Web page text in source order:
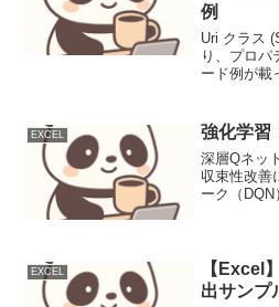
例
Uri クラス
り、プロパ
ード例が載
EXCEL 強化学習
深層Qネッ
収束性改善
ーク（
ルコフ決
EXCEL
【Excel
出サン